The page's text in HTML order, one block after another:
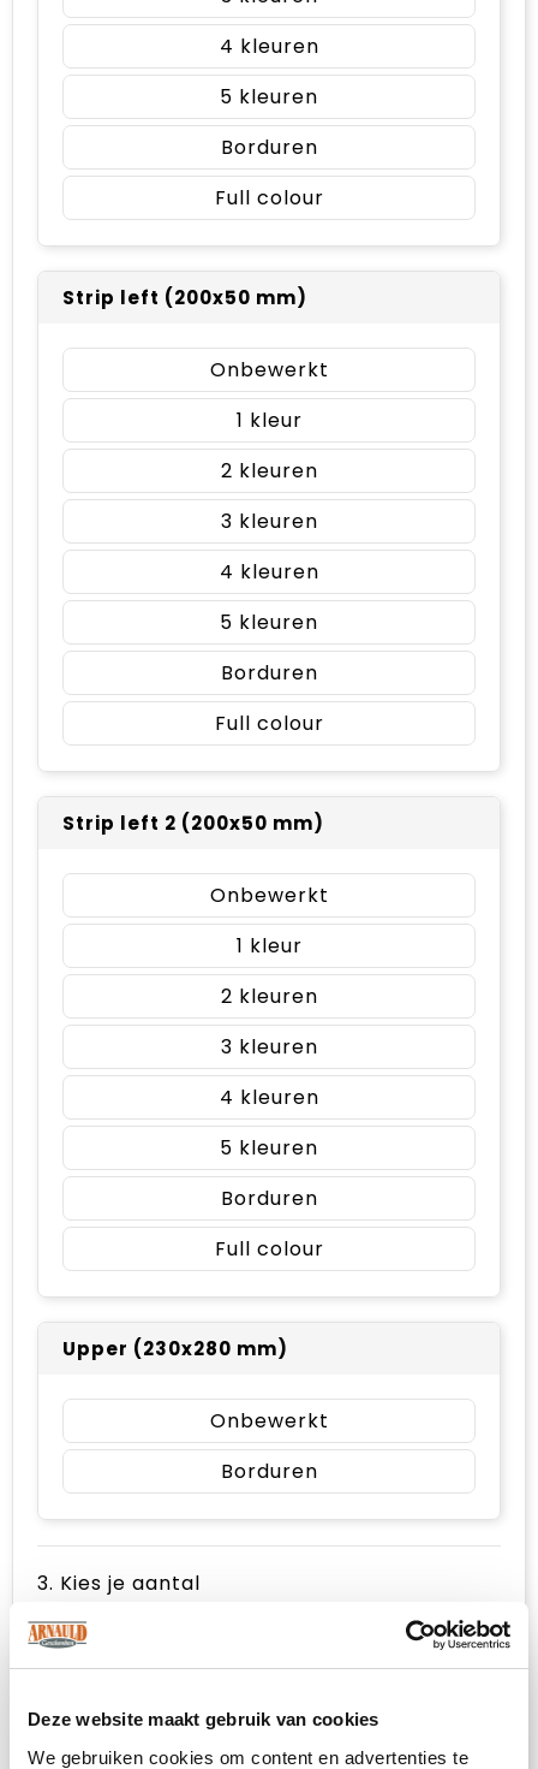
Deze website maakt gebruik van cookies
We gebruiken cookies om content en advertenties te
4
5
Borduren
Full colour
Strip left (200x50 mm)
Onbewerkt
1
2
3
4
5
Borduren
Full colour
Strip left 2 (200x50 mm)
Onbewerkt
1
2
3
4
5
Borduren
Full colour
Upper (230x280 mm)
Onbewerkt
Borduren
3. Kies je aantal